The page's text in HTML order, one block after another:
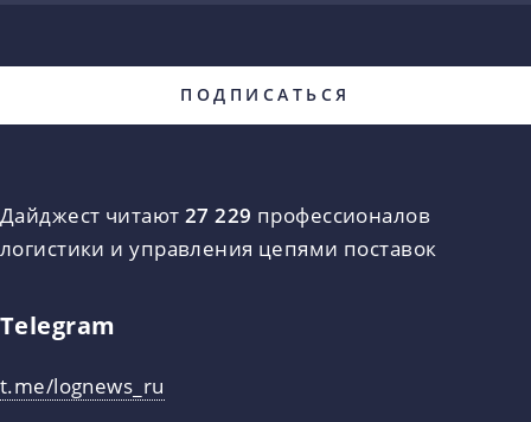
Дайджест читают 27 229 профессионалов
логистики и управления цепями поставок
Telegram
t.me/lognews_ru